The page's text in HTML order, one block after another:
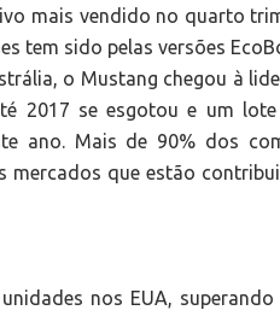
mais vendido no quarto
tem sido pelas versões
o Mustang chegou à
2017 se esgotou e um
ano. Mais de 90% dos
mercados que estão
nos EUA,